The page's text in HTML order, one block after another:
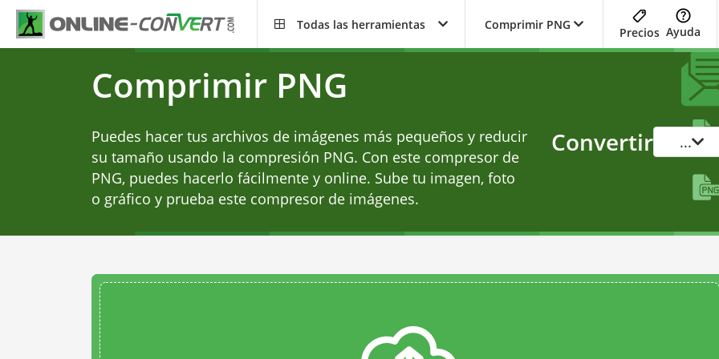
Todas las herramientas Comprimir PNG
Precios Ayuda
Comprimir PNG
Puedes hacer tus archivos de imágenes más pequeños y reducir
su tamaño usando la compresión PNG. Con este compresor de
PNG, puedes hacerlo fácilmente y online. Sube tu imagen, foto
o gráfico y prueba este compresor de imágenes.
Convertir ...